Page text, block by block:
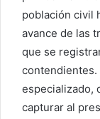
población civil
avance de las
que se
contendientes.
especializado,
capturar al